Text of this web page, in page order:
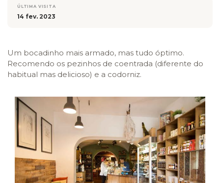
ÚLTIMA VISITA
14 fev. 2023
Um bocadinho mais armado, mas tudo óptimo.
Recomendo os pezinhos de coentrada (diferente do
habitual mas delicioso) e a codorniz.